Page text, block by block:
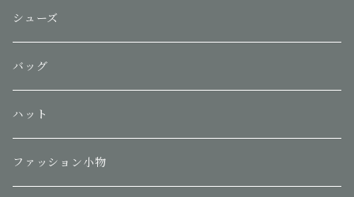
シューズ
バッグ
ハット
ファッション小物